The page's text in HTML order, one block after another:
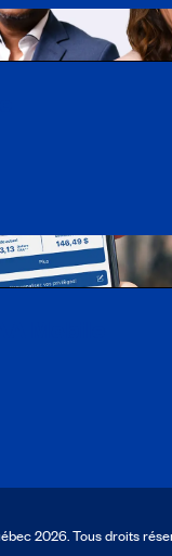
2026. Tous droits